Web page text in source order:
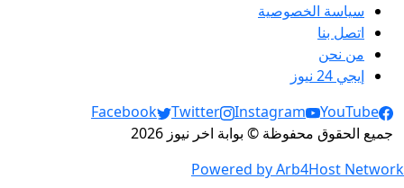
سياسة الخصوصية
اتصل بنا
من نحن
إيجي 24 نيوز
Social Links
Facebook Twitter Instagram
YouTube
جميع الحقوق محفوظة © بوابة اخر نيوز 2026
Powered by Arb4Host Network